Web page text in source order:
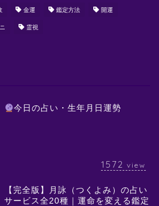
金運 鑑定方法 開運
霊視
今日の占い・生年月日運勢
1572 view
【完全版】月詠（つくよみ）の占い
サービス全20種｜運命を変える鑑定